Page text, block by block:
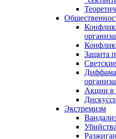
Защита
Акции в
Экстремизм